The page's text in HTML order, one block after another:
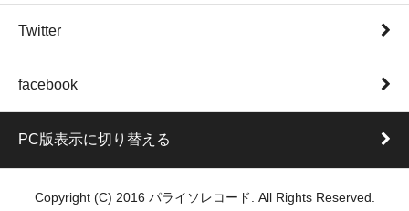
Twitter
facebook
PC版表示に切り替える
Copyright (C) 2016 パライソレコード. All Rights Reserved.